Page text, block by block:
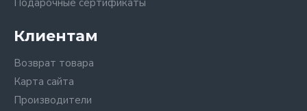
Подарочные сертификаты
Клиентам
Возврат товара
Карта сайта
Производители